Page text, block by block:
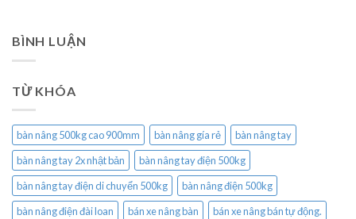
BÌNH LUẬN
TỪ KHÓA
bàn nâng 500kg cao 900mm bàn nâng gía rẻ
bàn nâng tay
bàn nâng tay 2x nhật bản
bàn nâng tay điện 500kg
bàn nâng tay điện di chuyển 500kg
bàn nâng điện 500kg
bàn nâng điện đài loan
bán xe nâng bàn
bán xe nâng bán tự động.